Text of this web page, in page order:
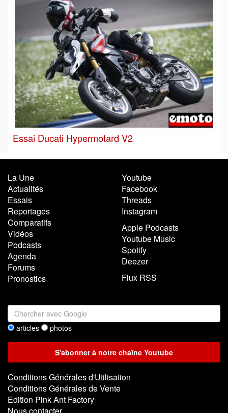
Essai Ducati Hypermotard V2
La Une
Actualités
Essais
Reportages
Comparatifs
Vidéos
Podcasts
Agenda
Forums
Pronostics
Youtube
Facebook
Threads
Instagram
Apple Podcasts
Youtube Music
Spotify
Deezer
Flux RSS
articles photos
Conditions Générales d'Utilisation
Conditions Générales de Vente
Edition Pink Ant Factory
Nous contacter